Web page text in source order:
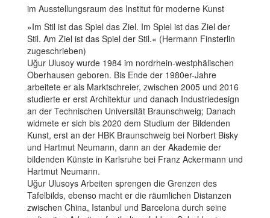
im Ausstellungsraum des Institut für moderne Kunst
»Im Stil ist das Spiel das Ziel. Im Spiel ist das Ziel der
Stil. Am Ziel ist das Spiel der Stil.« (Hermann Finsterlin
zugeschrieben)
Uğur Ulusoy wurde 1984 im nordrhein-westphälischen
Oberhausen geboren. Bis Ende der 1980er-Jahre
arbeitete er als Marktschreier, zwischen 2005 und 2016
studierte er erst Architektur und danach Industriedesign
an der Technischen Universität Braunschweig; Danach
widmete er sich bis 2020 dem Studium der Bildenden
Kunst, erst an der HBK Braunschweig bei Norbert Bisky
und Hartmut Neumann, dann an der Akademie der
bildenden Künste in Karlsruhe bei Franz Ackermann und
Hartmut Neumann.
Uğur Ulusoys Arbeiten sprengen die Grenzen des
Tafelbilds, ebenso macht er die räumlichen Distanzen
zwischen China, Istanbul und Barcelona durch seine